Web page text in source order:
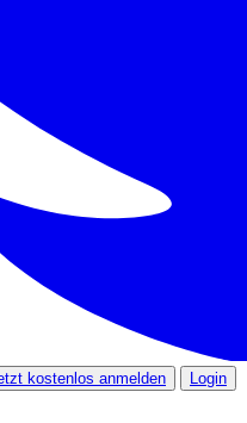
kostenlos anmelden Login